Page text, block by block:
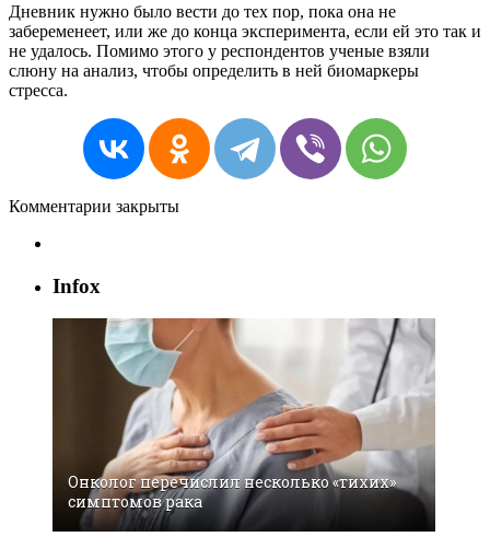
Дневник нужно было вести до тех пор, пока она не
забеременеет, или же до конца эксперимента, если ей это так и
не удалось. Помимо этого у респондентов ученые взяли
слюну на анализ, чтобы определить в ней биомаркеры
стресса.
Комментарии закрыты
Infox
Онколог перечислил несколько «тихих»
симптомов рака